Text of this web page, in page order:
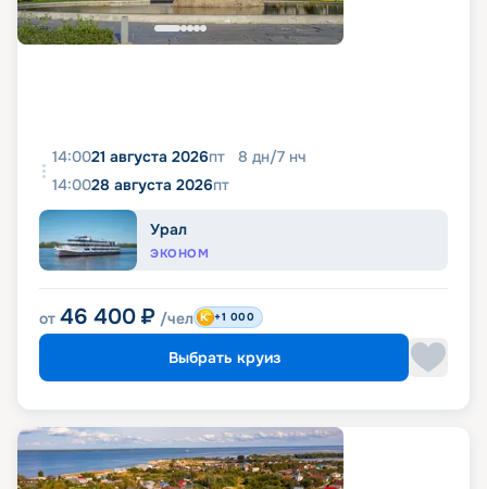
14:0021 августа 2026пт 8 дн/7 нч
14:0028 августа 2026пт
Урал
ЭКОНОМ
от 46 400 ₽ /чел +1 000
Выбрать круиз